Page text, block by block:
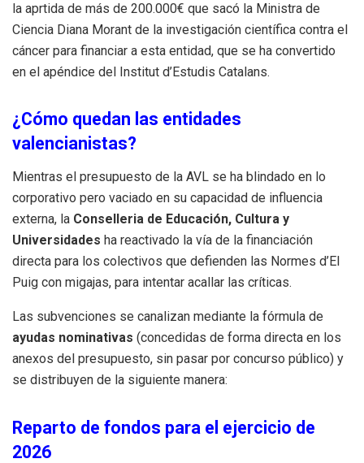
la aprtida de más de 200.000€ que sacó la Ministra de
Ciencia Diana Morant de la investigación científica contra el
cáncer para financiar a esta entidad, que se ha convertido
en el apéndice del Institut d’Estudis Catalans.
¿Cómo quedan las entidades
valencianistas?
Mientras el presupuesto de la AVL se ha blindado en lo
corporativo pero vaciado en su capacidad de influencia
externa, la Conselleria de Educación, Cultura y
Universidades ha reactivado la vía de la financiación
directa para los colectivos que defienden las Normes d’El
Puig con migajas, para intentar acallar las críticas.
Las subvenciones se canalizan mediante la fórmula de
ayudas nominativas (concedidas de forma directa en los
anexos del presupuesto, sin pasar por concurso público) y
se distribuyen de la siguiente manera:
Reparto de fondos para el ejercicio de
2026